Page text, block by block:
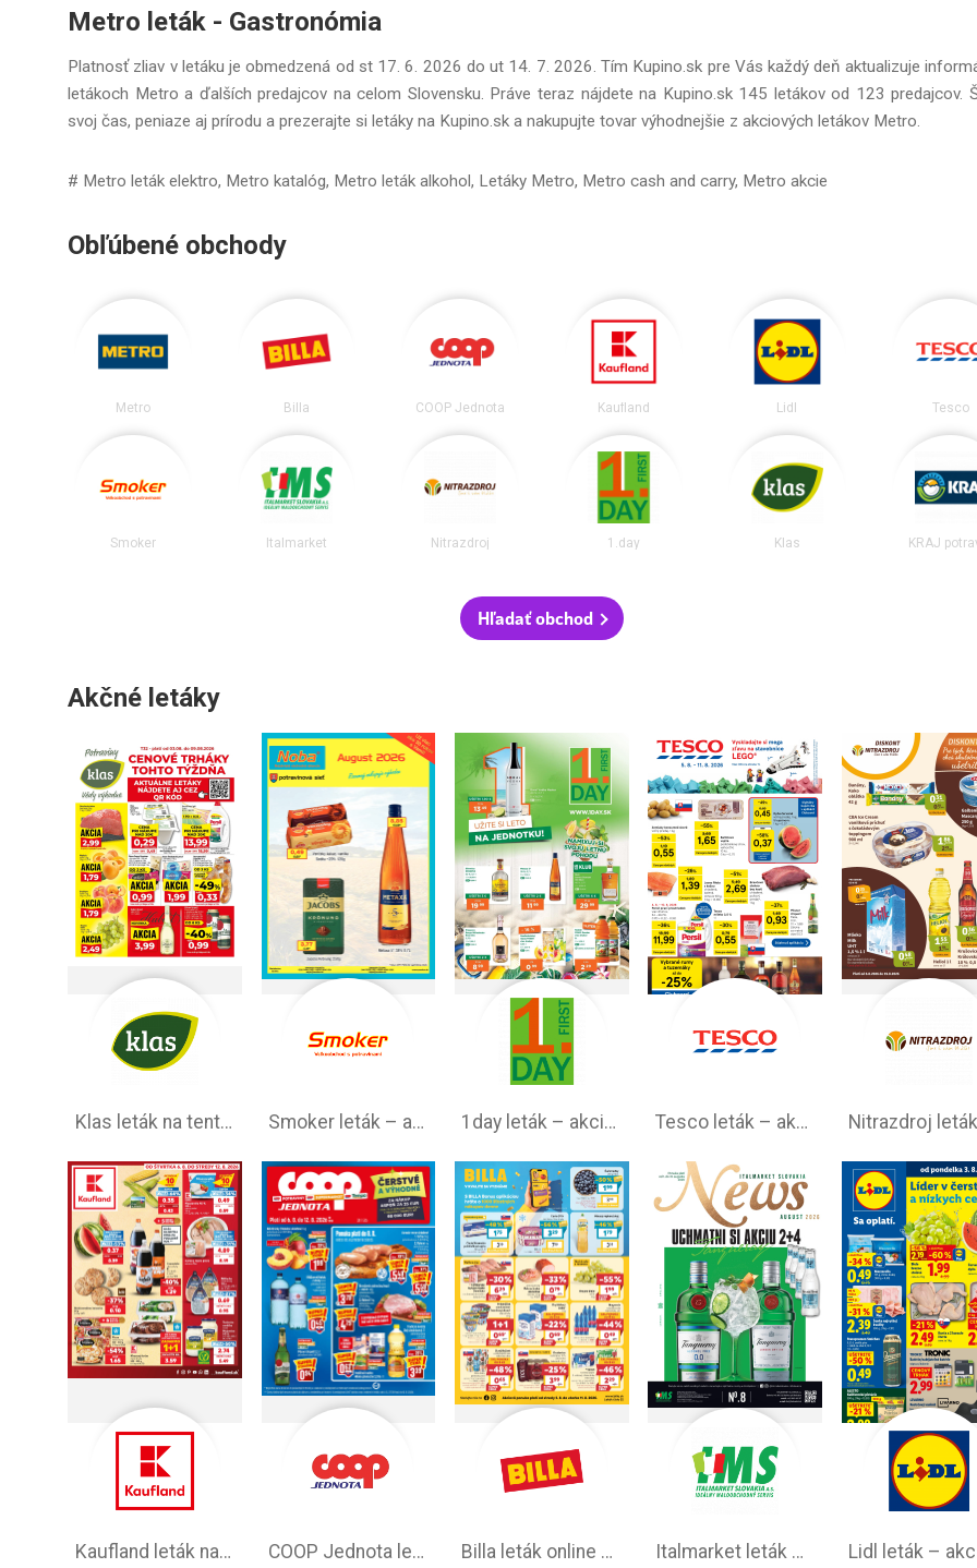
Metro leták - Gastronómia
Platnosť zliav v letáku je obmedzená od st 17. 6. 2026 do ut 14. 7. 2026. Tím Kupino.sk pre Vás každý deň aktualizuje
letákoch Metro a ďalších predajcov na celom Slovensku. Práve teraz nájdete na Kupino.sk 145 letákov od 123 predajcov.
svoj čas, peniaze aj prírodu a prezerajte si letáky na Kupino.sk a nakupujte tovar výhodnejšie z akciových letákov Metro.
# Metro leták elektro, Metro katalóg, Metro leták alkohol, Letáky Metro, Metro cash and carry, Metro akcie
Obľúbené obchody
Metro Billa COOP Jednota Kaufland Lidl Tesco
Smoker Italmarket Nitrazdroj 1.day Klas KRAJ
Hľadať obchod
Akčné letáky
Klas leták na tento týždeň Smoker leták – akčná ponuka 1day leták – akciová ponuka Tesco leták – akciová ponuka
Kaufland leták na tento týždeň COOP Jednota leták –⁠ aktuálny Billa leták online –⁠ aktuálny od stredy Italmarket leták –⁠ akciová ponuka